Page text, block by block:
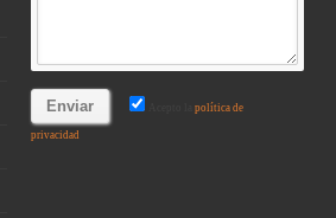
política de
privacidad